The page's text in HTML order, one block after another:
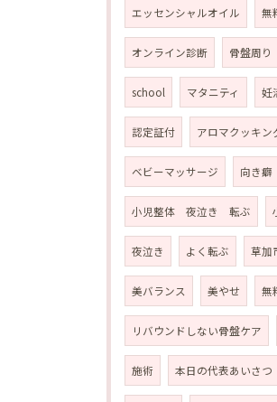
エッセンシャルオイル 無
オンライン診断 骨盤周り
school マタニティ 妊
認定証付 アロマクッキン
ベビーマッサージ 向き癖
小児整体 夜泣き 転ぶ
夜泣き よく転ぶ 草加
美バランス 美やせ 無
リバウンドしない骨盤ケア
施術 本日の代表あいさつ